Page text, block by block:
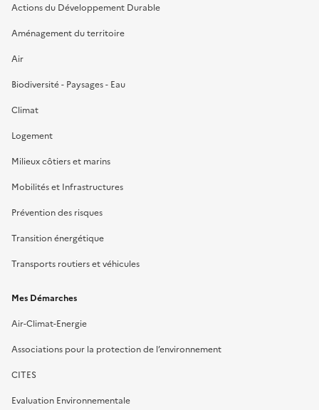
Actions du Développement Durable
Aménagement du territoire
Air
Biodiversité - Paysages - Eau
Climat
Logement
Milieux côtiers et marins
Mobilités et Infrastructures
Prévention des risques
Transition énergétique
Transports routiers et véhicules
Mes Démarches
Air-Climat-Energie
Associations pour la protection de l’environnement
CITES
Evaluation Environnementale